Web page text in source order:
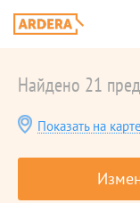
Найдено 21
Показать на карте